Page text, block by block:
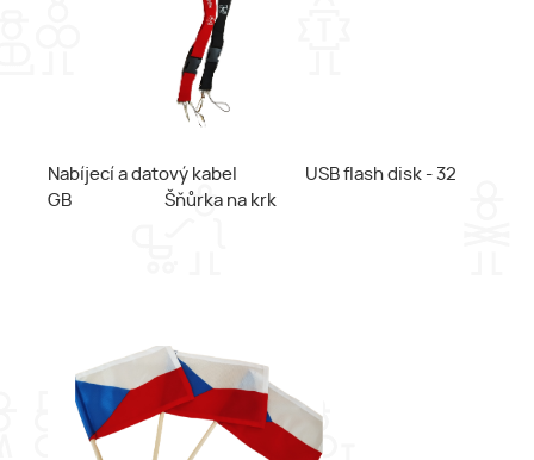
Nabíjecí a datový kabel USB flash disk - 32
GB Šňůrka na krk